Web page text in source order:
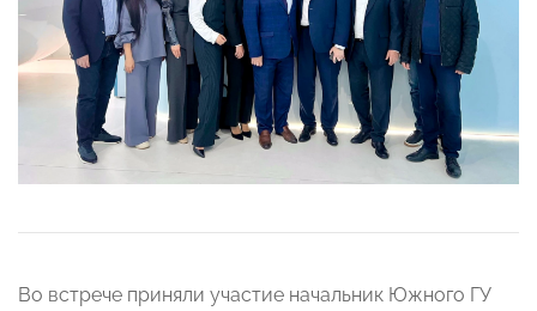
Во встрече приняли участие начальник Южного ГУ